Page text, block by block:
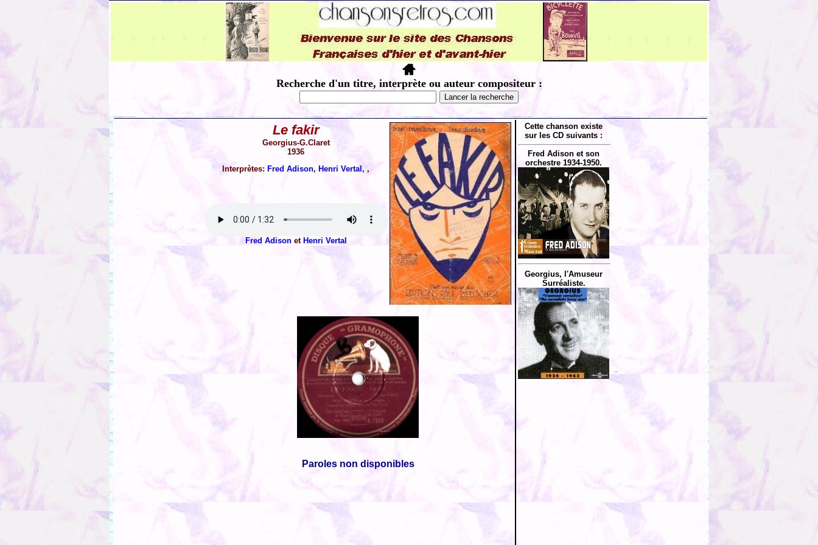
Recherche d'un titre, interprète ou auteur compositeur :
Le fakir
Georgius-G.Claret
1936
Interprètes: Fred Adison, Henri Vertal , ,
Fred Adisonet Henri Vertal
Paroles non disponibles
Cette chanson existe
sur les CD suivants :
Fred Adison et son
orchestre 1934-1950.
Georgius, l'Amuseur
Surréaliste.